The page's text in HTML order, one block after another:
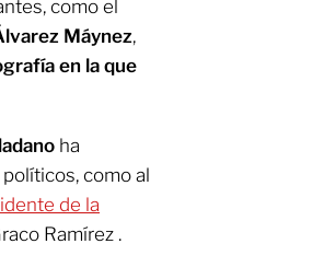
como el
Máynez,
en la que
ha
como al
de la
Ramírez .